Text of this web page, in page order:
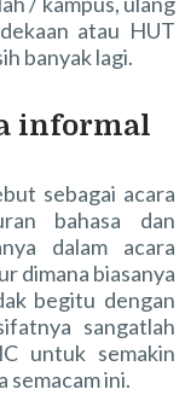
atau HUT
banyak lagi.
informal
sebagai acara
bahasa dan
dalam acara
dimana biasanya
begitu dengan
sangatlah
untuk semakin
semacam ini.